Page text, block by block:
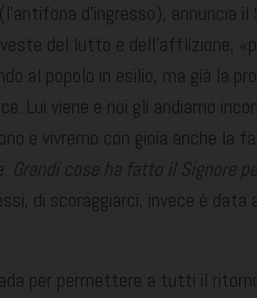
d’ingresso), annuncia
del lutto e dell’afflizione,
al popolo in esilio, ma già la
Lui viene e noi gli andiamo
e vivremo con gioia anche la
Grandi cose ha fatto il Signore
di scoraggiarci, invece è
per permettere a tutti il